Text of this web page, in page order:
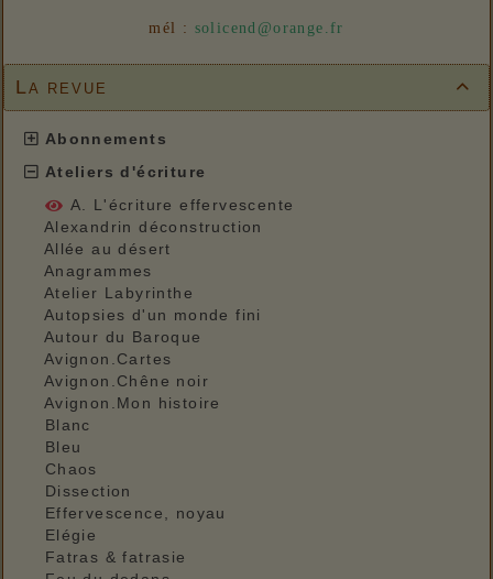
mél : solicend@orange.fr

La revue
Abonnements
Ateliers d'écriture
A. L'écriture effervescente
Alexandrin déconstruction
Allée au désert
Anagrammes
Atelier Labyrinthe
Autopsies d'un monde fini
Autour du Baroque
Avignon.Cartes
Avignon.Chêne noir
Avignon.Mon histoire
Blanc
Bleu
Chaos
Dissection
Effervescence, noyau
Elégie
Fatras & fatrasie